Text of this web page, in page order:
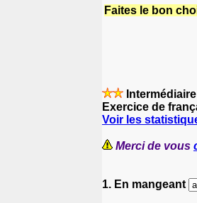
Faites le bon
Intermédiaire
Exercice de
Voir les
Merci de vous
1. En mangeant